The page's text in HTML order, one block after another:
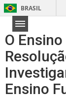
BRASIL
O
Ensino